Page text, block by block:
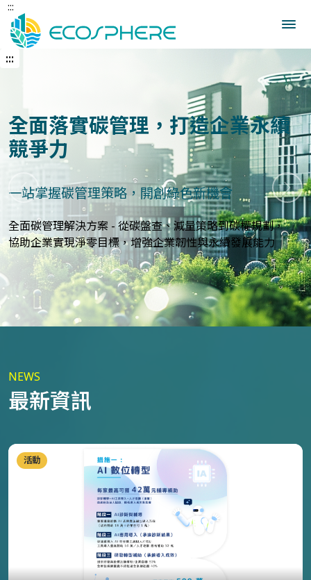
跳
到
中
內
:::
:::
全面落實碳管理，打造企業永續
競爭力
一站掌握碳管理策略，開創綠色新機會
全面碳管理解決方案 - 從碳盤查、減量策略到碳權規劃，
協助企業實現淨零目標，增強企業韌性與永續發展能力
建立企業永續發展藍圖
打造符合國際標準的永續報告與指標體系
永續報告與ESG評估服務 - 精準分析永續績效，規劃符合
GRI、
SASB等國際標準的報告策略，提升企業永續價值與形象
上一張 下一
NEWS
最新資訊
活動